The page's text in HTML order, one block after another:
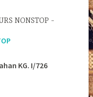
NONSTOP
KG. I/726